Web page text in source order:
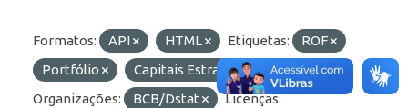
Formatos: API HTML Etiquetas:
ROF
Portfólio
Capitais Estrangeiros
RDE
Organizações:
BCB/Dstat
Licenças: